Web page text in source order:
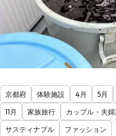
京都府 体験施設 4月 5月
11月
家族旅行 カップル・夫
サスティナブル
ファッション